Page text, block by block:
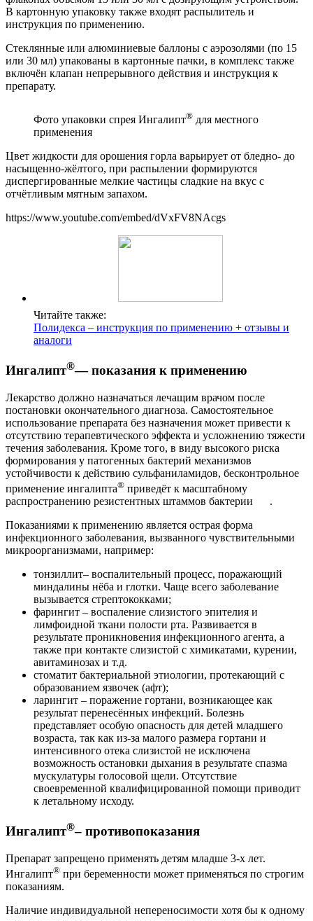
В картонную упаковку также входят распылитель и
инструкция по применению.
Стеклянные или алюминиевые баллоны с аэрозолями (по 15
или 30 мл) упакованы в картонные пачки, в комплекс также
включён клапан непрерывного действия и инструкция к
препарату.
Фото упаковки спрея Ингалипт® для местного
применения
Цвет жидкости для орошения горла варьирует от бледно- до
насыщенно-жёлтого, при распылении формируются
диспергированные мелкие частицы сладкие на вкус с
отчётливым мятным запахом.
https://www.youtube.com/embed/dVxFV8NAcgs
Читайте также:
Полидекса – инструкция по применению + отзывы и
аналоги
Ингалипт®— показания к применению
Лекарство должно назначаться лечащим врачом после
постановки окончательного диагноза. Самостоятельное
использование препарата без назначения может привести к
отсутствию терапевтического эффекта и усложнению тяжести
течения заболевания. Кроме того, в виду высокого риска
формирования у патогенных бактерий механизмов
устойчивости к действию сульфаниламидов, бесконтрольное
применение ингалипта® приведёт к масштабному
распространению резистентных штаммов бактерии .
Показаниями к применению является острая форма
инфекционного заболевания, вызванного чувствительными
микроорганизмами, например:
тонзиллит– воспалительный процесс, поражающий
миндалины нёба и глотки. Чаще всего заболевание
вызывается стрептококками;
фарингит – воспаление слизистого эпителия и
лимфоидной ткани полости рта. Развивается в
результате проникновения инфекционного агента, а
также при контакте слизистой с химикатами, курении,
авитаминозах и т.д.
стоматит бактериальной этиологии, протекающий с
образованием язвочек (афт);
ларингит – поражение гортани, возникающее как
результат перенесённых инфекций. Болезнь
представляет особую опасность для детей младшего
возраста, так как из-за малого размера гортани и
интенсивного отека слизистой не исключена
возможность остановки дыхания в результате спазма
мускулатуры голосовой щели. Отсутствие
своевременной квалифицированной помощи приводит
к летальному исходу.
Ингалипт®– противопоказания
Препарат запрещено применять детям младше 3-х лет.
Ингалипт® при беременности может применяться по строгим
показаниям.
Наличие индивидуальной непереносимости хотя бы к одному